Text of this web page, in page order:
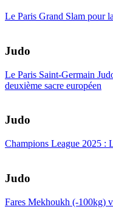
Le Paris Grand Slam pour
Judo
Le Paris Saint-Germain
deuxième sacre européen
Judo
Champions League 2025 :
Judo
Fares Mekhoukh (-100kg)